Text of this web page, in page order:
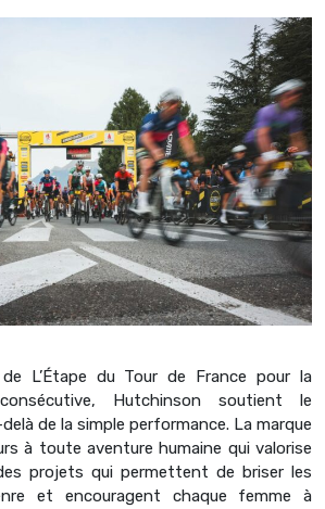
L’Étape du Tour de France pour la
Hutchinson soutient le
de la simple performance. La marque
à toute aventure humaine qui valorise
projets qui permettent de briser les
et encouragent chaque femme à